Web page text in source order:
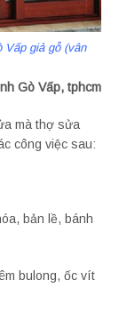
giả gỗ (vân
Gò Vấp, tphcm
mà thợ sửa
công việc sau:
bản lề, bánh
bulong, ốc vít